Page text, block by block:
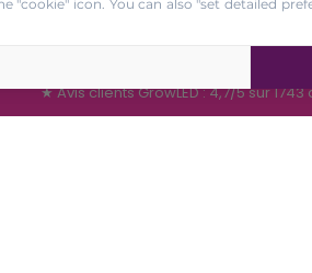
Reserved
★Avis clients GrowLED : 4,7/5 sur
"cookie" icon. You can also "set detailed